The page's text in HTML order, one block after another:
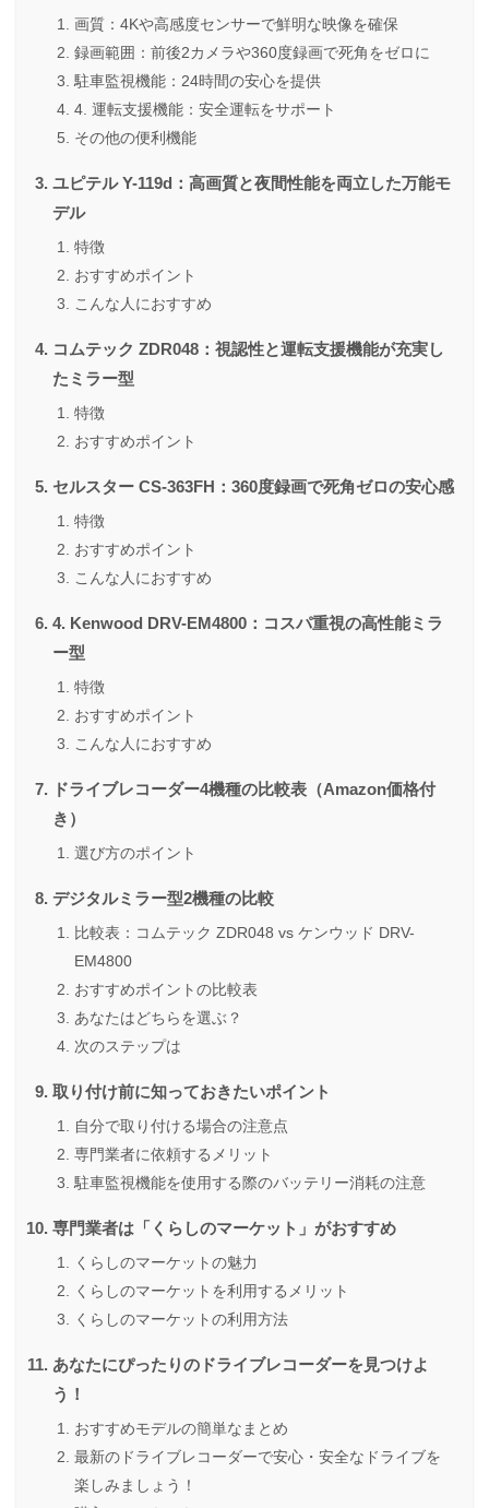
画質：4Kや高感度センサーで鮮明な映像を確保
録画範囲：前後2カメラや360度録画で死角をゼロに
駐車監視機能：24時間の安心を提供
4. 運転支援機能：安全運転をサポート
その他の便利機能
ユピテル Y-119d：高画質と夜間性能を両立した万能モ
デル
特徴
おすすめポイント
こんな人におすすめ
コムテック ZDR048：視認性と運転支援機能が充実し
たミラー型
特徴
おすすめポイント
セルスター CS-363FH：360度録画で死角ゼロの安心感
特徴
おすすめポイント
こんな人におすすめ
4. Kenwood DRV-EM4800：コスパ重視の高性能ミラ
ー型
特徴
おすすめポイント
こんな人におすすめ
ドライブレコーダー4機種の比較表（Amazon価格付
き）
選び方のポイント
デジタルミラー型2機種の比較
比較表：コムテック ZDR048 vs ケンウッド DRV-
EM4800
おすすめポイントの比較表
あなたはどちらを選ぶ？
次のステップは
取り付け前に知っておきたいポイント
自分で取り付ける場合の注意点
専門業者に依頼するメリット
駐車監視機能を使用する際のバッテリー消耗の注意
専門業者は「くらしのマーケット」がおすすめ
くらしのマーケットの魅力
くらしのマーケットを利用するメリット
くらしのマーケットの利用方法
あなたにぴったりのドライブレコーダーを見つけよ
う！
おすすめモデルの簡単なまとめ
最新のドライブレコーダーで安心・安全なドライブを
楽しみましょう！